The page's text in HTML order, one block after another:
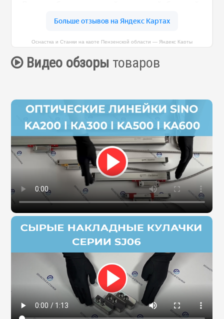
Оснастка и Станки на карте Пензенской области — Яндекс Карты
Видео обзоры товаров